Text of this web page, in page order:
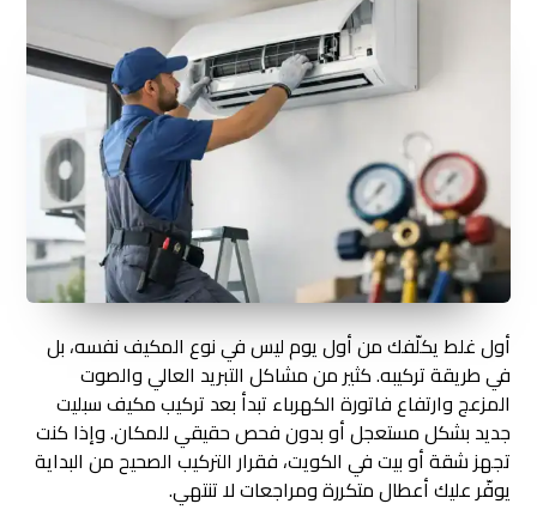
أول غلط يكلّفك من أول يوم ليس في نوع المكيف نفسه، بل
في طريقة تركيبه. كثير من مشاكل التبريد العالي والصوت
المزعج وارتفاع فاتورة الكهرباء تبدأ بعد تركيب مكيف سبليت
جديد بشكل مستعجل أو بدون فحص حقيقي للمكان. وإذا كنت
تجهز شقة أو بيت في الكويت، فقرار التركيب الصحيح من البداية
يوفّر عليك أعطال متكررة ومراجعات لا تنتهي.